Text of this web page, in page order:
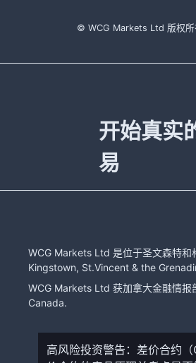
© WCG Markets Ltd 版权所
开始真实
易
WCG Markets Ltd 是位于圣文森特
Kingstown, St.Vincent & the
WCG Markets Ltd 获加拿大金融情
Canada.
高风险投资警告：差价合约